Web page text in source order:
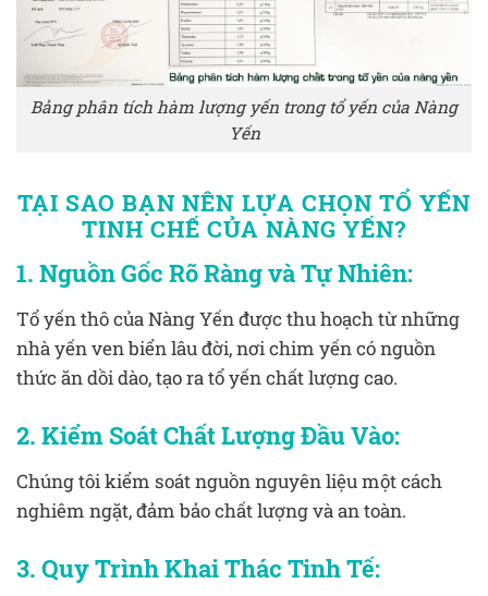
Bảng phân tích hàm lượng yến trong tổ yến của Nàng
Yến
TẠI SAO BẠN NÊN LỰA CHỌN TỔ YẾN
TINH CHẾ CỦA NÀNG YẾN?
1. Nguồn Gốc Rõ Ràng và Tự Nhiên:
Tổ yến thô của Nàng Yến được thu hoạch từ những
nhà yến ven biển lâu đời, nơi chim yến có nguồn
thức ăn dồi dào, tạo ra tổ yến chất lượng cao.
2. Kiểm Soát Chất Lượng Đầu Vào:
Chúng tôi kiểm soát nguồn nguyên liệu một cách
nghiêm ngặt, đảm bảo chất lượng và an toàn.
3. Quy Trình Khai Thác Tinh Tế: